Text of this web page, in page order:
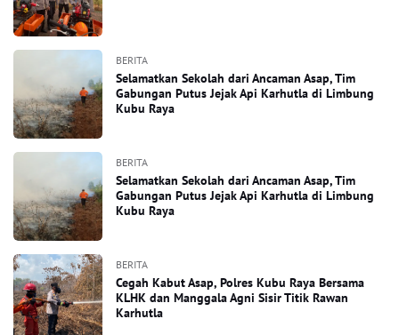
BERITA
Selamatkan Sekolah dari Ancaman Asap, Tim
Gabungan Putus Jejak Api Karhutla di Limbung
Kubu Raya
BERITA
Selamatkan Sekolah dari Ancaman Asap, Tim
Gabungan Putus Jejak Api Karhutla di Limbung
Kubu Raya
BERITA
Cegah Kabut Asap, Polres Kubu Raya Bersama
KLHK dan Manggala Agni Sisir Titik Rawan
Karhutla